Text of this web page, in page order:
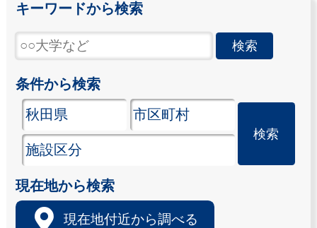
キーワードから検索
条件から検索
現在地から検索
現在地付近から調べる